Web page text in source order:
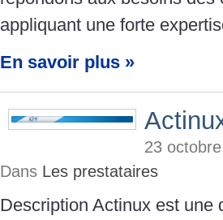
appliquant une forte
En savoir plus »
23
Dans Les prestataires
Description Actinux est une